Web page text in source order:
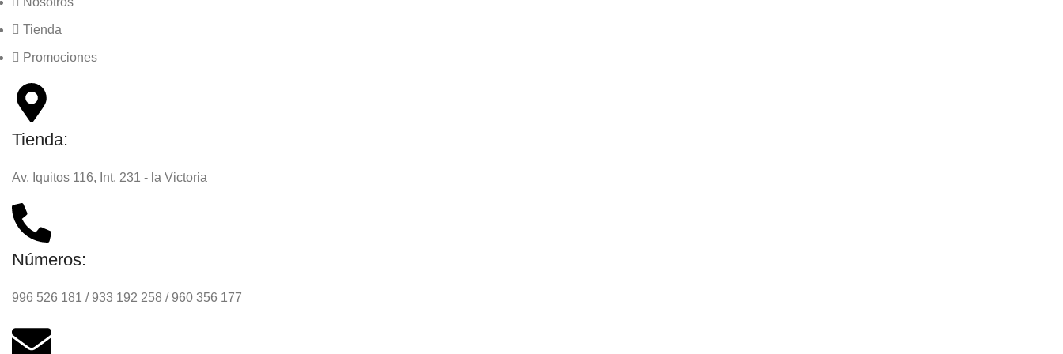
Tienda
Promociones
Tienda:
Av. Iquitos 116, Int. 231 - la Victoria
Números:
996 526 181 / 933 192 258 / 960 356 177